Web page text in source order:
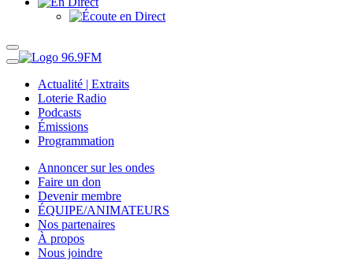
Actualité | Extraits
Loterie Radio
Podcasts
Émissions
Programmation
Annoncer sur les ondes
Faire un don
Devenir membre
ÉQUIPE/ANIMATEURS
Nos partenaires
À propos
Nous joindre